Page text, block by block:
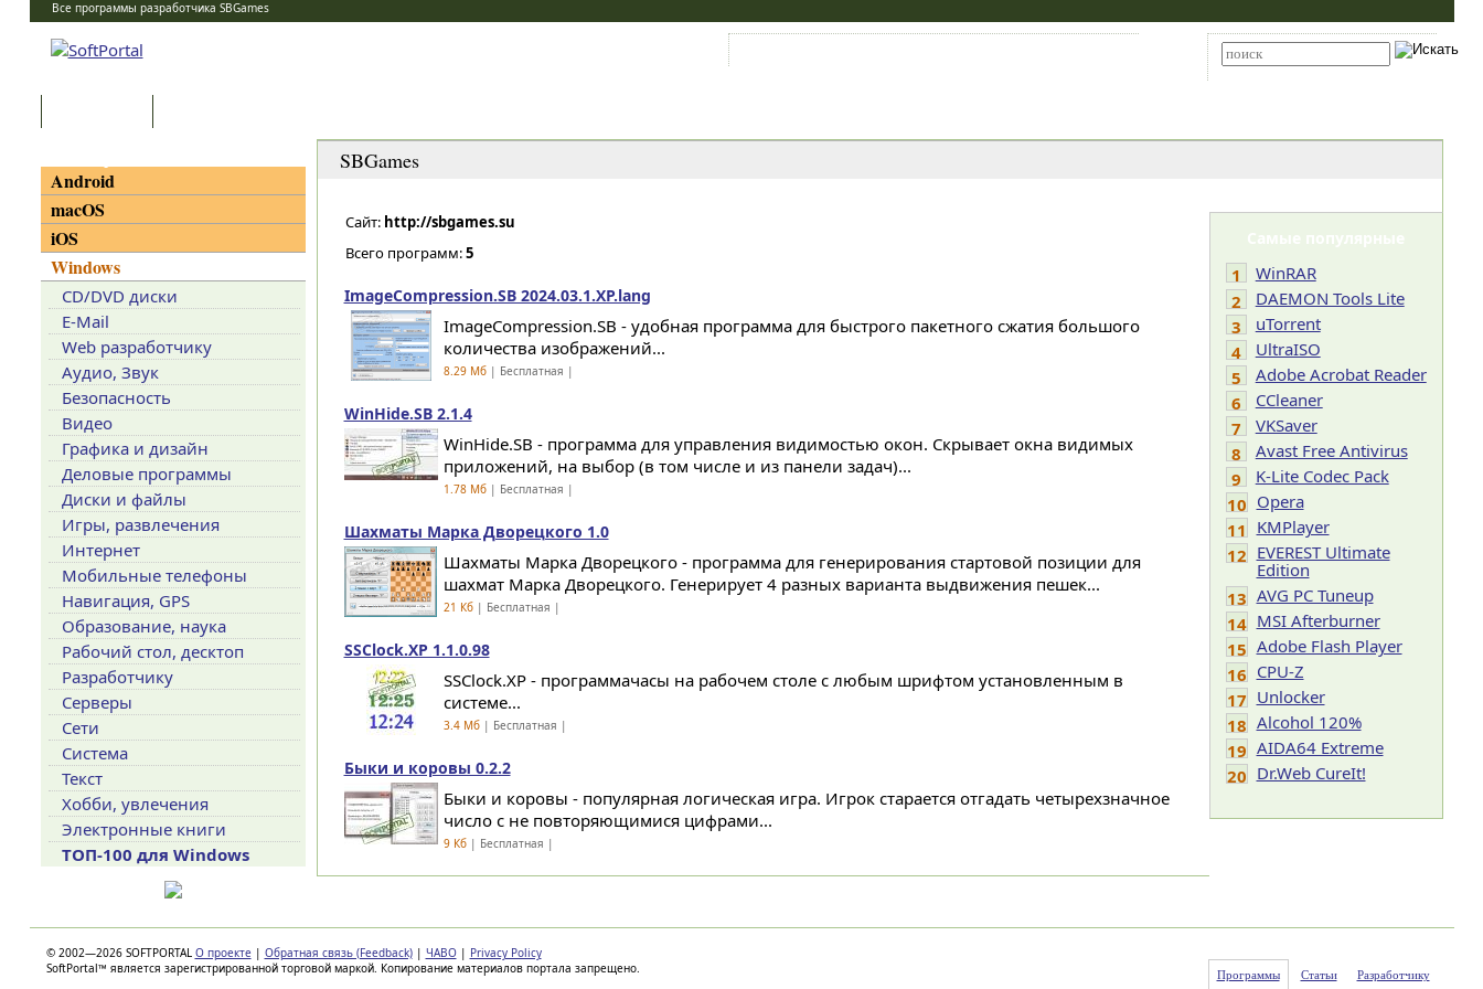
Все программы разработчика SBGames
SBGames
Сайт: http://sbgames.su
Всего программ:5
ImageCompression.SB 2024.03.1.XP.lang
ImageCompression.SB - удобная программа для быстрого пакетного сжатия большого
количества изображений...
8.29 Мб| Бесплатная |
WinHide.SB 2.1.4
WinHide.SB - программа для управления видимостью окон. Скрывает окна видимых
приложений, на выбор (в том числе и из панели задач)...
1.78 Мб| Бесплатная |
Шахматы Марка Дворецкого 1.0
Шахматы Марка Дворецкого - программа для генерирования стартовой позиции для
шахмат Марка Дворецкого. Генерирует 4 разных варианта выдвижения пешек...
21 Кб| Бесплатная |
SSClock.XP 1.1.0.98
SSClock.XP - программачасы на рабочем столе с любым шрифтом установленным в
системе...
3.4 Мб| Бесплатная |
Быки и коровы 0.2.2
Быки и коровы - популярная логическая игра. Игрок старается отгадать четырехзначное
число с не повторяющимися цифрами...
9 Кб| Бесплатная |
Самые популярные
1
WinRAR
2
DAEMON Tools Lite
3
uTorrent
4
UltraISO
5
Adobe Acrobat Reader
6
CCleaner
7
VKSaver
8
Avast Free Antivirus
9
K-Lite Codec Pack
10 Opera
11 KMPlayer
12 EVEREST Ultimate
Edition
13 AVG PC Tuneup
14 MSI Afterburner
15 Adobe Flash Player
16 CPU-Z
17 Unlocker
18 Alcohol 120%
19 AIDA64 Extreme
20 Dr.Web CureIt!
Android
macOS
iOS
Windows
CD/DVD диски
E-Mail
Web разработчику
Аудио, Звук
Безопасность
Видео
Графика и дизайн
Деловые программы
Диски и файлы
Игры, развлечения
Интернет
Мобильные телефоны
Навигация, GPS
Образование, наука
Рабочий стол, десктоп
Разработчику
Серверы
Сети
Система
Текст
Хобби, увлечения
Электронные книги
ТОП-100 для Windows
© 2002—2026 SOFTPORTAL О проекте | Обратная связь (Feedback) | ЧАВО | Privacy Policy
SoftPortal™ является зарегистрированной торговой маркой. Копирование материалов портала запрещено.
Программы Статьи Разработчику